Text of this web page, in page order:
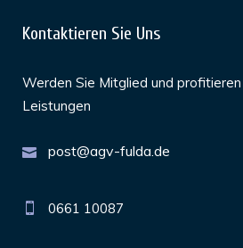
Kontaktieren Sie Uns
Werden Sie Mitglied und
Leistungen
post@agv-fulda.de
0661 10087